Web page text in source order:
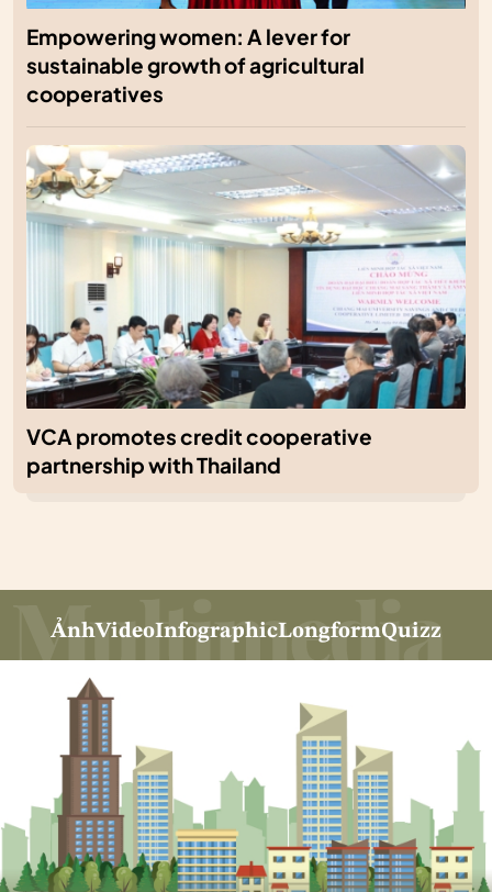
Empowering women: A lever for
sustainable growth of agricultural
cooperatives
VCA promotes credit cooperative
partnership with Thailand
ẢnhVideoInfographicLongformQuizz